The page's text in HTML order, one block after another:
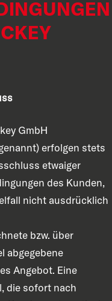
GmbH
erfolgen stets
etwaiger
des Kunden,
nicht ausdrücklich
bzw. über
abgegebene
Angebot. Eine
die sofort nach